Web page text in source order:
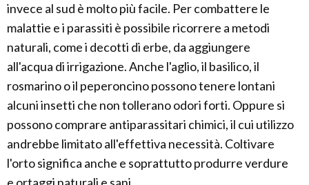
invece al sud è molto più facile. Per combattere le
malattie e i parassiti è possibile ricorrere a metodi
naturali, come i decotti di erbe, da aggiungere
all'acqua di irrigazione. Anche l'aglio, il basilico, il
rosmarino o il peperoncino possono tenere lontani
alcuni insetti che non tollerano odori forti. Oppure si
possono comprare antiparassitari chimici, il cui utilizzo
andrebbe limitato all'effettiva necessità. Coltivare
l'orto significa anche e soprattutto produrre verdure